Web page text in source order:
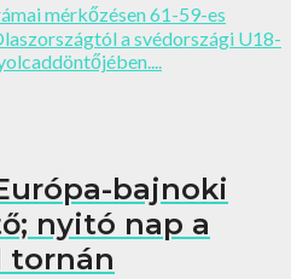
mérkőzésen 61-59-es
a svédországi U18-
bajnoki
nyitó nap a
tornán